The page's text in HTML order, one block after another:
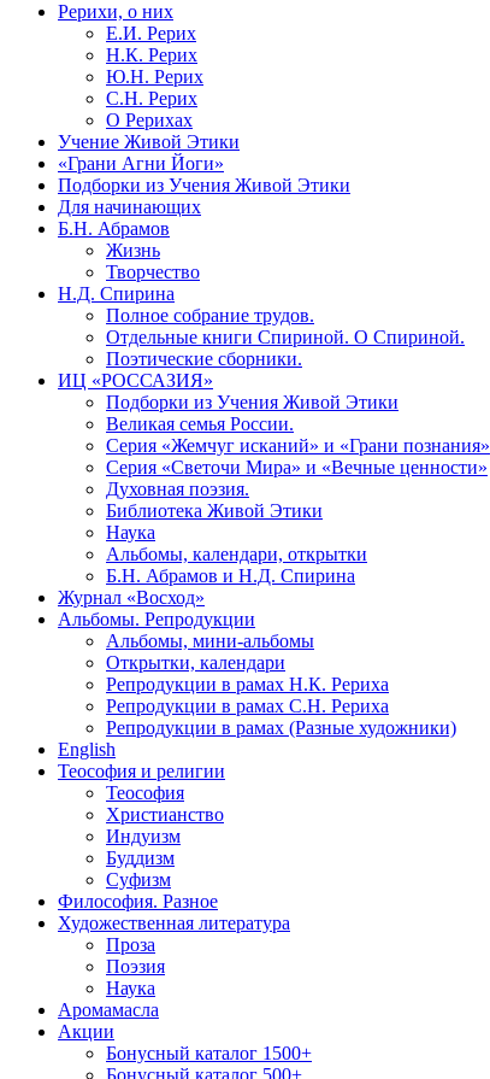
Рерихи, о них
Е.И. Рерих
Н.К. Рерих
Ю.Н. Рерих
С.Н. Рерих
О Рерихах
Учение Живой Этики
«Грани Агни Йоги»
Подборки из Учения Живой Этики
Для начинающих
Б.Н. Абрамов
Жизнь
Творчество
Н.Д. Спирина
Полное собрание трудов.
Отдельные книги Спириной. О Спириной.
Поэтические сборники.
ИЦ «РОССАЗИЯ»
Подборки из Учения Живой Этики
Великая семья России.
Серия «Жемчуг исканий» и «Грани познания»
Серия «Светочи Мира» и «Вечные ценности»
Духовная поэзия.
Библиотека Живой Этики
Наука
Альбомы, календари, открытки
Б.Н. Абрамов и Н.Д. Спирина
Журнал «Восход»
Альбомы. Репродукции
Альбомы, мини-альбомы
Открытки, календари
Репродукции в рамах Н.К. Рериха
Репродукции в рамах С.Н. Рериха
Репродукции в рамах (Разные художники)
English
Теософия и религии
Теософия
Христианство
Индуизм
Буддизм
Суфизм
Философия. Разное
Художественная литература
Проза
Поэзия
Наука
Аромамасла
Акции
Бонусный каталог 1500+
Бонусный каталог 500+